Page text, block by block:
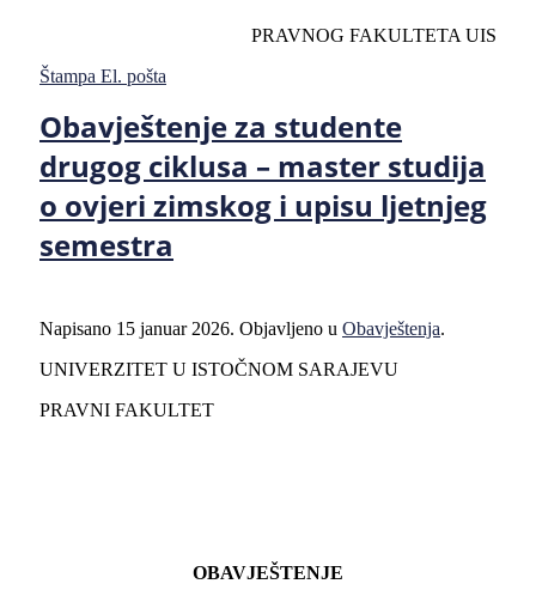
PRAVNOG FAKULTETA UIS
Štampa El. pošta
Obavještenje za studente
drugog ciklusa – master studija
o ovjeri zimskog i upisu ljetnjeg
semestra
Napisano 15 januar 2026. Objavljeno u Obavještenja.
UNIVERZITET U ISTOČNOM SARAJEVU
PRAVNI FAKULTET
OBAVJEŠTENJE